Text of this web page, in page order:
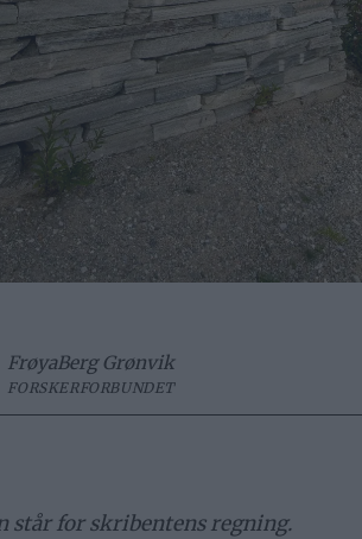
FrøyaBerg Grønvik
FORSKERFORBUNDET
står for skribentens regning.